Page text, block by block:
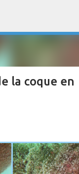
au contenu principal
la coque en